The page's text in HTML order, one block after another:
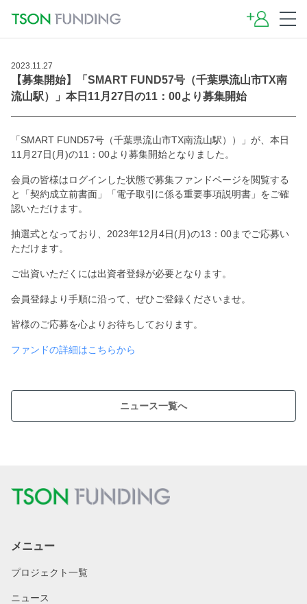
2023.11.27
【募集開始】「SMART FUND57号（千葉県流山市TX南
流山駅）」本日11月27日の11：00より募集開始
「SMART FUND57号（千葉県流山市TX南流山駅））」が、本日
11月27日(月)の11：00より募集開始となりました。
会員の皆様はログインした状態で募集ファンドページを閲覧する
と「契約成立前書面」「電子取引に係る重要事項説明書」をご確
認いただけます。
抽選式となっており、2023年12月4日(月)の13：00までご応募い
ただけます。
ご出資いただくには出資者登録が必要となります。
会員登録より手順に沿って、ぜひご登録くださいませ。
皆様のご応募を心よりお待ちしております。
ファンドの詳細はこちらから
ニュース一覧へ
メニュー
プロジェクト一覧
ニュース